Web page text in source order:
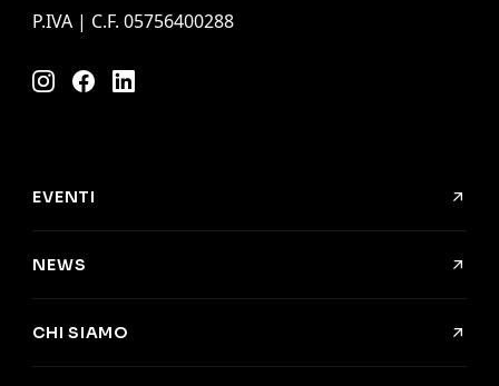
P.IVA | C.F. 05756400288
Instagram
FacebookLinkedIn
EVENTI
NEWS
CHI SIAMO